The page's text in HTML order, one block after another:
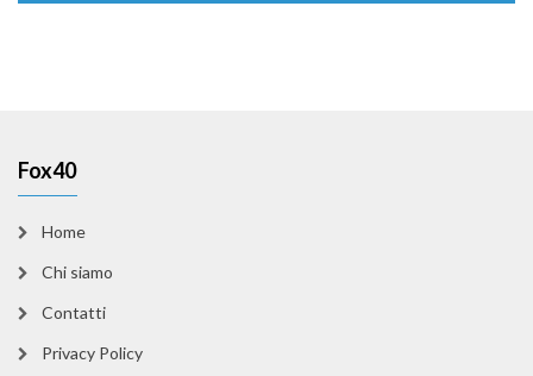
Fox40
Home
Chi siamo
Contatti
Privacy Policy